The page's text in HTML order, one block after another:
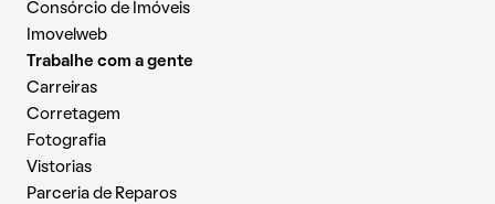
Consórcio de Imóveis
Imovelweb
Trabalhe com a gente
Carreiras
Corretagem
Fotografia
Vistorias
Parceria de Reparos